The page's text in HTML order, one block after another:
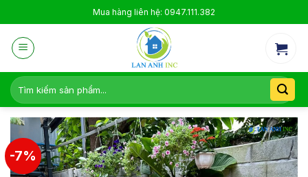
to
content
Mua hàng liên hệ: 0947.111.382
Tìm
kiếm:
-7%